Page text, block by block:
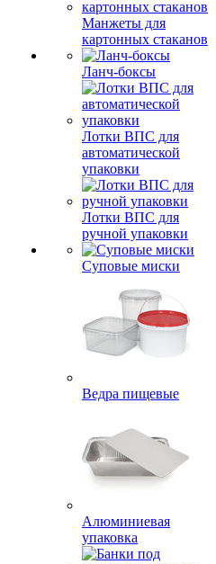
Манжеты для
картонных стаканов
Ланч-боксы
Лотки ВПС для
автоматической
упаковки
Лотки ВПС для
ручной упаковки
Суповые миски
Ведра пищевые
Алюминиевая
упаковка